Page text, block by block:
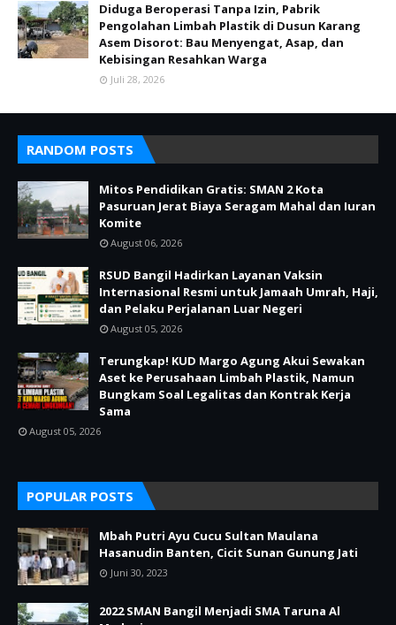
Diduga Beroperasi Tanpa Izin, Pabrik
Pengolahan Limbah Plastik di Dusun Karang
Asem Disorot: Bau Menyengat, Asap, dan
Kebisingan Resahkan Warga
Juli 28, 2026
RANDOM POSTS
Mitos Pendidikan Gratis: SMAN 2 Kota
Pasuruan Jerat Biaya Seragam Mahal dan Iuran
Komite
August 06, 2026
RSUD Bangil Hadirkan Layanan Vaksin
Internasional Resmi untuk Jamaah Umrah, Haji,
dan Pelaku Perjalanan Luar Negeri
August 05, 2026
Terungkap! KUD Margo Agung Akui Sewakan
Aset ke Perusahaan Limbah Plastik, Namun
Bungkam Soal Legalitas dan Kontrak Kerja
Sama
August 05, 2026
POPULAR POSTS
Mbah Putri Ayu Cucu Sultan Maulana
Hasanudin Banten, Cicit Sunan Gunung Jati
Juni 30, 2023
2022 SMAN Bangil Menjadi SMA Taruna Al